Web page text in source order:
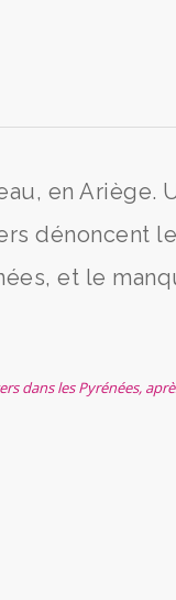
en Ariège.
dénoncent le
et le
dans les Pyrénées,